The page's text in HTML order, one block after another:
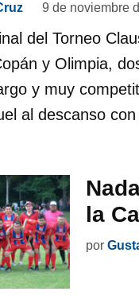
9 de noviembre
del Torneo
y Olimpia,
y muy
al descanso
la
por